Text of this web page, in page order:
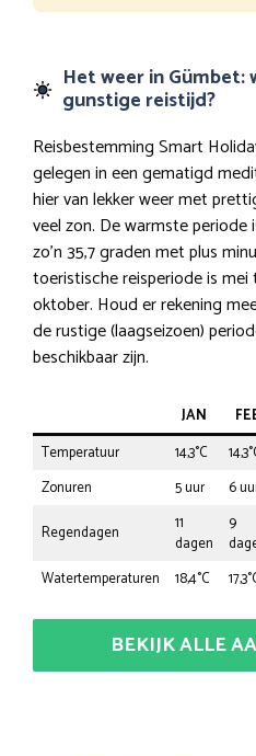
Het weer in Gümbet:
gunstige reistijd?
Reisbestemming Smart
gelegen in een gematigd
hier van lekker weer met
veel zon. De warmste periode
zo’n 35,7 graden met plus
toeristische reisperiode is
oktober. Houd er rekening
de rustige (laagseizoen)
beschikbaar zijn.
JAN
Temperatuur
14,3°C
Zonuren
5 uur 6
Regendagen
11
dagen
9
Watertemperaturen
18,4°C
BEKIJK ALLE